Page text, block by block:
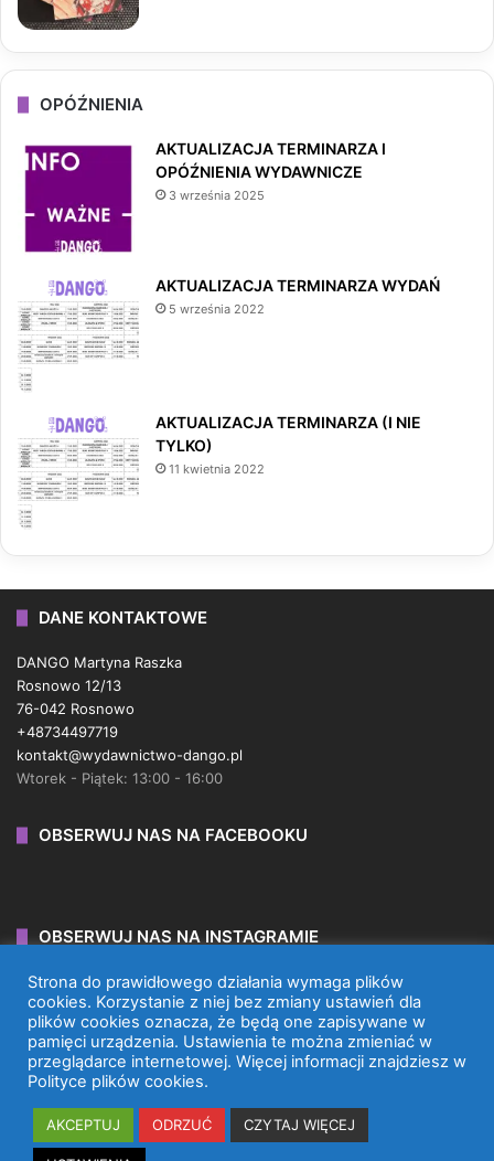
OPÓŹNIENIA
AKTUALIZACJA TERMINARZA I
OPÓŹNIENIA WYDAWNICZE
3 września 2025
AKTUALIZACJA TERMINARZA WYDAŃ
5 września 2022
AKTUALIZACJA TERMINARZA (I NIE
TYLKO)
11 kwietnia 2022
DANE KONTAKTOWE
DANGO Martyna Raszka
Rosnowo 12/13
76-042 Rosnowo
+48734497719
kontakt@wydawnictwo-dango.pl
Wtorek - Piątek: 13:00 - 16:00
OBSERWUJ NAS NA FACEBOOKU
OBSERWUJ NAS NA INSTAGRAMIE
WYDAWNICTWO DANGO 2026 © WSZYSTKIE PRAWA
ZASTRZEŻONE.
Strona do prawidłowego działania wymaga plików
cookies. Korzystanie z niej bez zmiany ustawień dla
plików cookies oznacza, że będą one zapisywane w
pamięci urządzenia. Ustawienia te można zmieniać w
przeglądarce internetowej. Więcej informacji znajdziesz w
Polityce plików cookies.
AKCEPTUJ ODRZUĆ CZYTAJ WIĘCEJ